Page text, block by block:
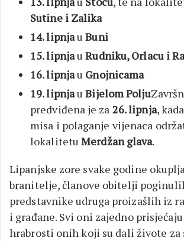
Sutine i Zalika
14. lipnjauBuni
15. lipnjauRudniku, Orlacu i
16. lipnjau Gnojnicama
19. lipnjauBijelom Polju
predviđena je za 26. lipnja,
misa i polaganje vijenaca
lokalitetuMerdžan glava.
Lipanjske zore svake godine
branitelje, članove obitelji
predstavnike udruga proizašlih iz
i građane. Svi oni zajedno
hrabrosti onih koji su dali živote za